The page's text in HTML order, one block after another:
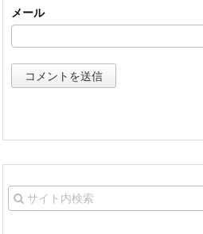
メール